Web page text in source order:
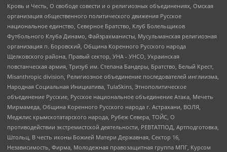
Кровь и Честь, О свободе совести и о религиозных объединениях, Омская
организация общественного политического движения Русское
национальное единство, Северное Братство, Клуб Болельщиков
Футбольного Клуба Динамо, Файзрахманисты, Мусульманская религиозная
организация п. Боровский, Община Коренного Русского народа
Щелковского района, Правый сектор, УНА - УНСО, Украинская
повстанческая армия, Тризуб им. Степана Бандеры, Братство, Белый Крест,
Misanthropic division, Религиозное объединение последователей инглиизма,
Народная Социальная Инициатива, TulaSkins, Этнополитическое
объединение Русские, Русское национальное объединение Атака, Мечеть
Мирмамеда, Община Коренного Русского народа г. Астрахани, ВОЛЯ,
Меджлис крымскотатарского народа, Рубеж Севера, ТОЙС, О
противодействии экстремистской деятельности, РЕВТАТПОД, Артподготовка,
Штольц, В честь иконы Божией Матери Державная, Сектор 16,
Независимость, Фирма, Молодежная правозащитная группа МПГ, Курсом